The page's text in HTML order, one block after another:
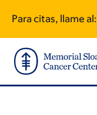
main
content
footer
Para citas, llame al: